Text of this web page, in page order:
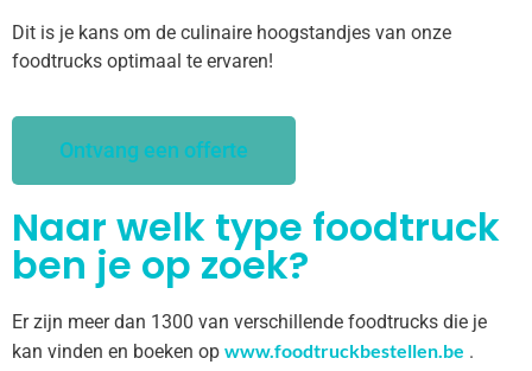
Dit is je kans om de culinaire hoogstandjes van onze
foodtrucks optimaal te ervaren!
Ontvang een offerte
Naar welk type foodtruck
ben je op zoek?
Er zijn meer dan 1300 van verschillende foodtrucks die je
kan vinden en boeken op www.foodtruckbestellen.be .